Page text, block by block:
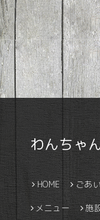
わんちゃ
HOME ごあ
メニュー 施